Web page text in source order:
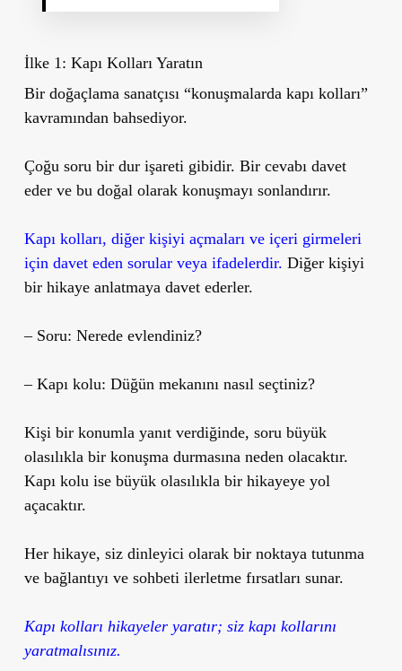
İlke 1: Kapı Kolları Yaratın
Bir doğaçlama sanatçısı “konuşmalarda kapı kolları”
kavramından bahsediyor.
Çoğu soru bir dur işareti gibidir. Bir cevabı davet
eder ve bu doğal olarak konuşmayı sonlandırır.
Kapı kolları, diğer kişiyi açmaları ve içeri girmeleri
için davet eden sorular veya ifadelerdir. Diğer kişiyi
bir hikaye anlatmaya davet ederler.
– Soru: Nerede evlendiniz?
– Kapı kolu: Düğün mekanını nasıl seçtiniz?
Kişi bir konumla yanıt verdiğinde, soru büyük
olasılıkla bir konuşma durmasına neden olacaktır.
Kapı kolu ise büyük olasılıkla bir hikayeye yol
açacaktır.
Her hikaye, siz dinleyici olarak bir noktaya tutunma
ve bağlantıyı ve sohbeti ilerletme fırsatları sunar.
Kapı kolları hikayeler yaratır; siz kapı kollarını
yaratmalısınız.